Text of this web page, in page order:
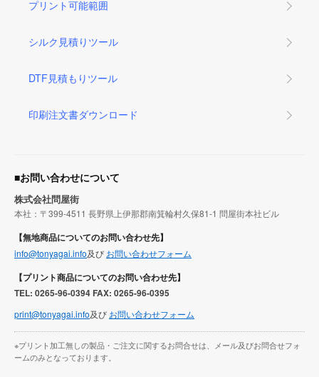
プリント可能範囲
シルク見積りツール
DTF見積もりツール
印刷注文書ダウンロード
■お問い合わせについて
株式会社問屋街
本社：〒399-4511 長野県上伊那郡南箕輪村久保81-1 問屋街本社ビル
【無地商品についてのお問い合わせ先】
info@tonyagai.info及び お問い合わせフォーム
【プリント商品についてのお問い合わせ先】
TEL: 0265-96-0394 FAX: 0265-96-0395
print@tonyagai.info及び お問い合わせフォーム
※プリント加工無しの製品・ご注文に関するお問合せは、メール及びお問合せフォ
ームのみとなっております。